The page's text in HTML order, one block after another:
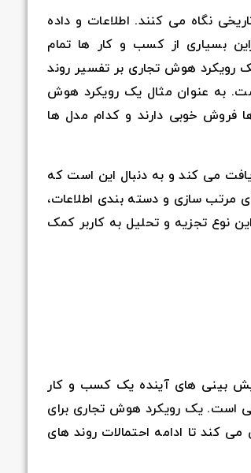
نگاه می کنند. اطلاعات و داده
بسیاری از کسب و کار ها تمام
رویکرد هوش تجاری بر تفسیر روند
است. به عنوان مثال یک رویکرد هوش
فروش خوبی دارند و کدام مدل ها
می کند و به دنبال این است که
مرتب سازی و دسته بندی اطلاعات،
نوع تجزیه و تحلیل به کاربر کمک
پیش بینی های آینده یک کسب و کار
است. یک رویکرد هوش تجاری برای
کند تا ادامه احتمالات روند های